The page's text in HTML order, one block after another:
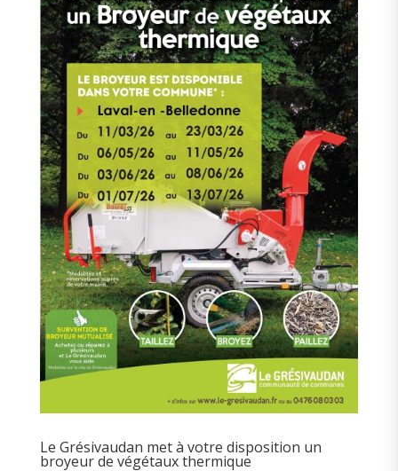
Le Grésivaudan met à votre disposition un
broyeur de végétaux thermique